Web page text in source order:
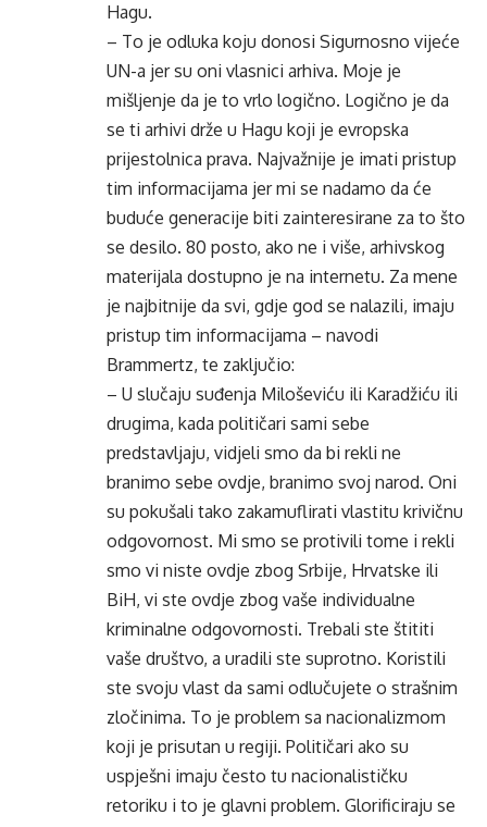
Hagu.
– To je odluka koju donosi Sigurnosno vijeće
UN-a jer su oni vlasnici arhiva. Moje je
mišljenje da je to vrlo logično. Logično je da
se ti arhivi drže u Hagu koji je evropska
prijestolnica prava. Najvažnije je imati pristup
tim informacijama jer mi se nadamo da će
buduće generacije biti zainteresirane za to što
se desilo. 80 posto, ako ne i više, arhivskog
materijala dostupno je na internetu. Za mene
je najbitnije da svi, gdje god se nalazili, imaju
pristup tim informacijama – navodi
Brammertz, te zaključio:
– U slučaju suđenja Miloševiću ili Karadžiću ili
drugima, kada političari sami sebe
predstavljaju, vidjeli smo da bi rekli ne
branimo sebe ovdje, branimo svoj narod. Oni
su pokušali tako zakamuflirati vlastitu krivičnu
odgovornost. Mi smo se protivili tome i rekli
smo vi niste ovdje zbog Srbije, Hrvatske ili
BiH, vi ste ovdje zbog vaše individualne
kriminalne odgovornosti. Trebali ste štititi
vaše društvo, a uradili ste suprotno. Koristili
ste svoju vlast da sami odlučujete o strašnim
zločinima. To je problem sa nacionalizmom
koji je prisutan u regiji. Političari ako su
uspješni imaju često tu nacionalističku
retoriku i to je glavni problem. Glorificiraju se